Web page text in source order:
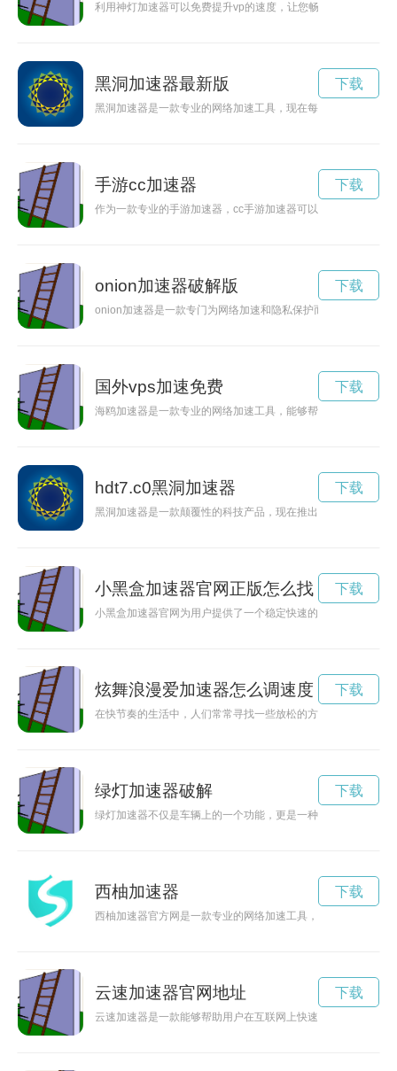
利用神灯加速器可以免费提升vp的速度，让您畅享高速网络体验
黑洞加速器最新版
黑洞加速器是一款专业的网络加速工具，现在每天提供免费使
下载
手游cc加速器
作为一款专业的手游加速器，cc手游加速器可以帮助玩家优化
下载
onion加速器破解版
onion加速器是一款专门为网络加速和隐私保护而设计的工具，
下载
国外vps加速免费
海鸥加速器是一款专业的网络加速工具，能够帮助用户优化网
下载
hdt7.c0黑洞加速器
黑洞加速器是一款颠覆性的科技产品，现在推出免费版并支持
下载
小黑盒加速器官网正版怎么找
小黑盒加速器官网为用户提供了一个稳定快速的网络连接解决
下载
炫舞浪漫爱加速器怎么调速度
在快节奏的生活中，人们常常寻找一些放松的方式来舒缓压力
下载
绿灯加速器破解
绿灯加速器不仅是车辆上的一个功能，更是一种生活态度。它
下载
西柚加速器
西柚加速器官方网是一款专业的网络加速工具，能够帮助用户
下载
云速加速器官网地址
云速加速器是一款能够帮助用户在互联网上快速、稳定地浏览
下载